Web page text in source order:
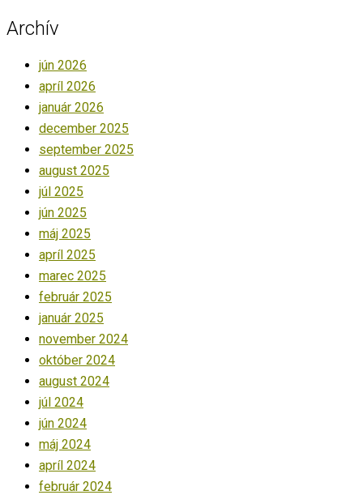
Archív
jún 2026
apríl 2026
január 2026
december 2025
september 2025
august 2025
júl 2025
jún 2025
máj 2025
apríl 2025
marec 2025
február 2025
január 2025
november 2024
október 2024
august 2024
júl 2024
jún 2024
máj 2024
apríl 2024
február 2024